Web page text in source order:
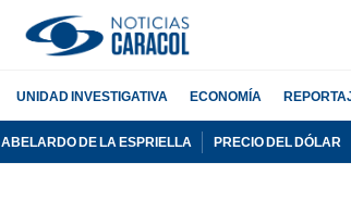
UNIDAD INVESTIGATIVA ECONOMÍA
ABELARDO DE LA ESPRIELLA PRECIO DEL DÓLAR